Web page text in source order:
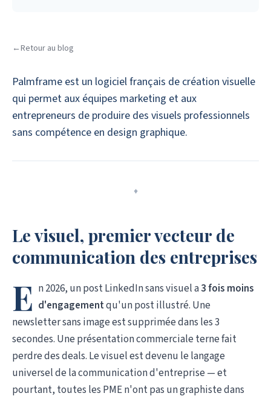
Palmframe est un logiciel français de création visuelle
qui permet aux équipes marketing et aux
entrepreneurs de produire des visuels professionnels
sans compétence en design graphique.
♦
Le visuel, premier vecteur de
communication des entreprises
E n 2026, un post LinkedIn sans visuel a3 fois moins
d'engagementqu'un post illustré. Une
newsletter sans image est supprimée dans les 3
secondes. Une présentation commerciale terne fait
perdre des deals. Le visuel est devenu le langage
universel de la communication d'entreprise — et
pourtant, toutes les PME n'ont pas un graphiste dans
←Retour au blog